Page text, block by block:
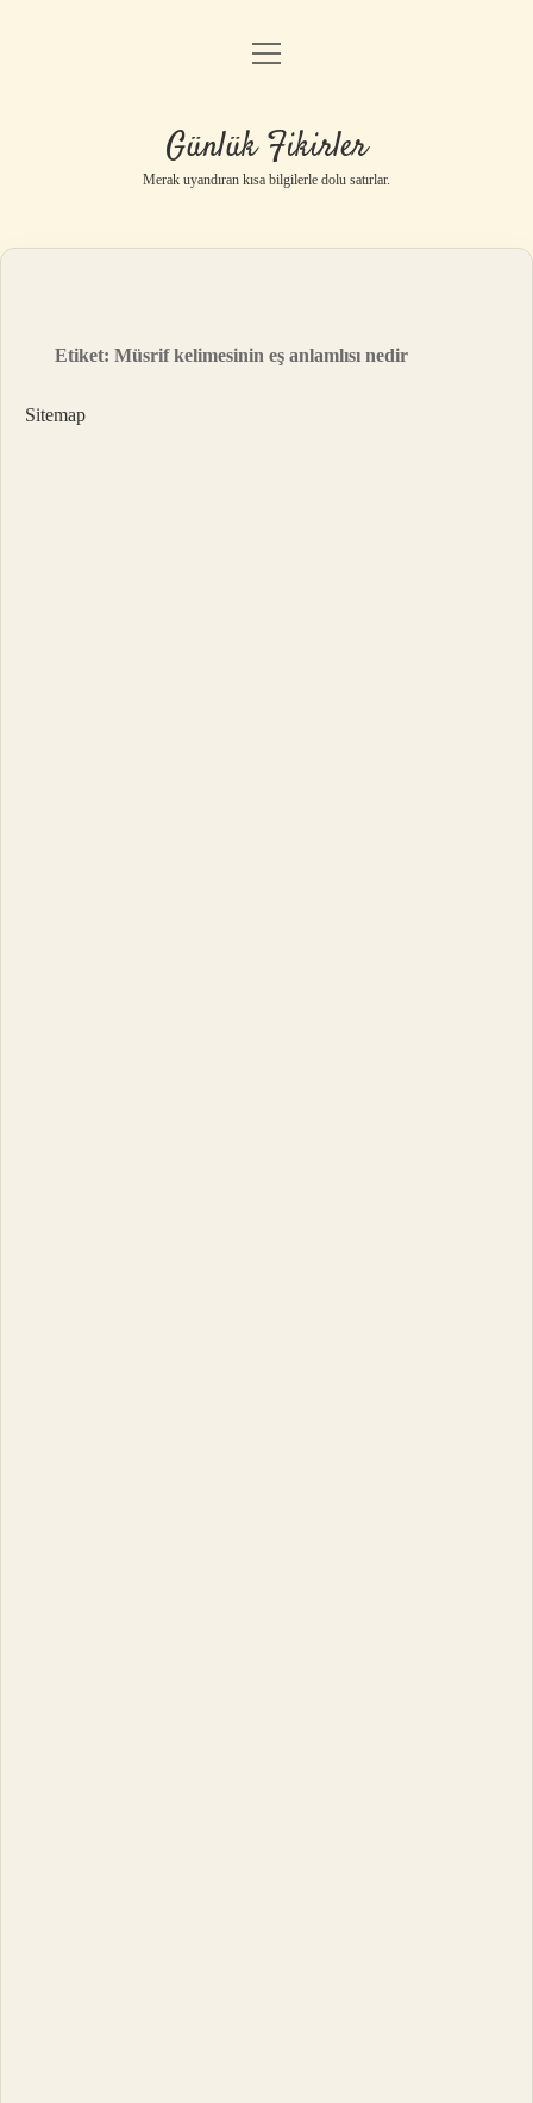
Anasayfa
Yasal Uyarı
menüyü
Günlük Fikirler
Merak uyandıran kısa bilgilerle dolu satırlar.
Etiket:Müsrif kelimesinin eş anlamlısı nedir
Sitemap